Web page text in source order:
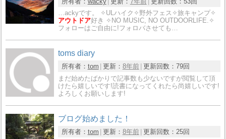
…ackyです。 ✧ULハイク✧野外フェス✧旅キャンプ✧
アウトドア好き ✧NO MUSIC, NO OUTDOORLIFE.✧
フォローはご自由に!フォロバさせても…
toms diary
所有者： tom 更新： 8年前 更新回数： 79回
まだ始めたばかりで記事数も少ないですが閲覧して頂
けたら嬉しいです!読書になってくれたら尚嬉しいです!
よろしくお願いします!
ブログ始めました！
所有者： tom 更新： 8年前 更新回数： 25回